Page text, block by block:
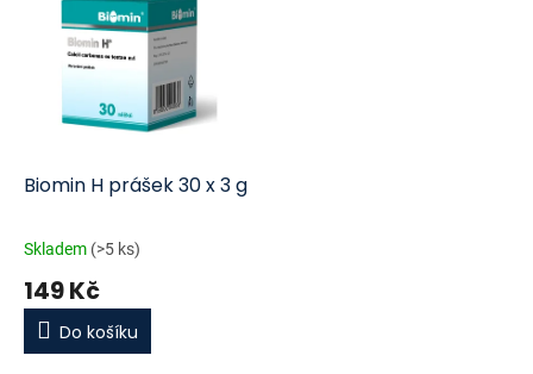
Biomin H prášek 30 x 3 g
Skladem (>5 ks)
149 Kč
Do košíku